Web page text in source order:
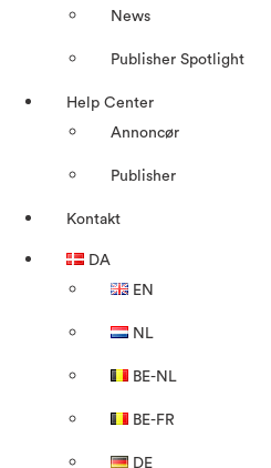
News
Publisher Spotlight
Help Center
Annoncør
Publisher
Kontakt
DA
EN
NL
BE-NL
BE-FR
DE